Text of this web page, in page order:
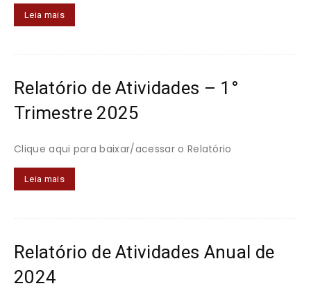
Leia mais
Relatório de Atividades – 1°
Trimestre 2025
Clique aqui para baixar/acessar o Relatório
Leia mais
Relatório de Atividades Anual de
2024